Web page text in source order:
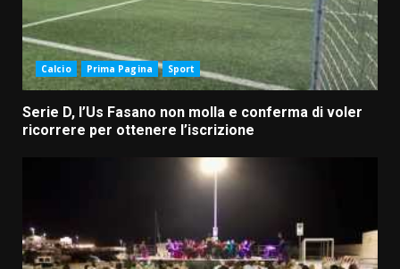
Calcio Prima Pagina Sport
Serie D, l’Us Fasano non molla e conferma di voler
ricorrere per ottenere l’iscrizione